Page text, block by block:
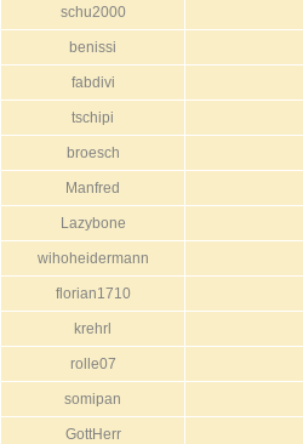
schu2000
benissi
fabdivi
tschipi
broesch
Manfred
Lazybone
wihoheidermann
florian1710
krehrl
rolle07
somipan
GottHerr